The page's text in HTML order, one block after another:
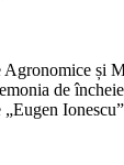
și
de